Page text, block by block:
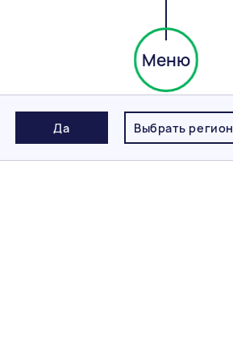
Меню
Да Выбрать регион